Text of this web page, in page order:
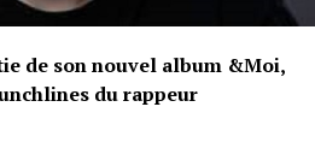
de son nouvel album &Moi,
du rappeur